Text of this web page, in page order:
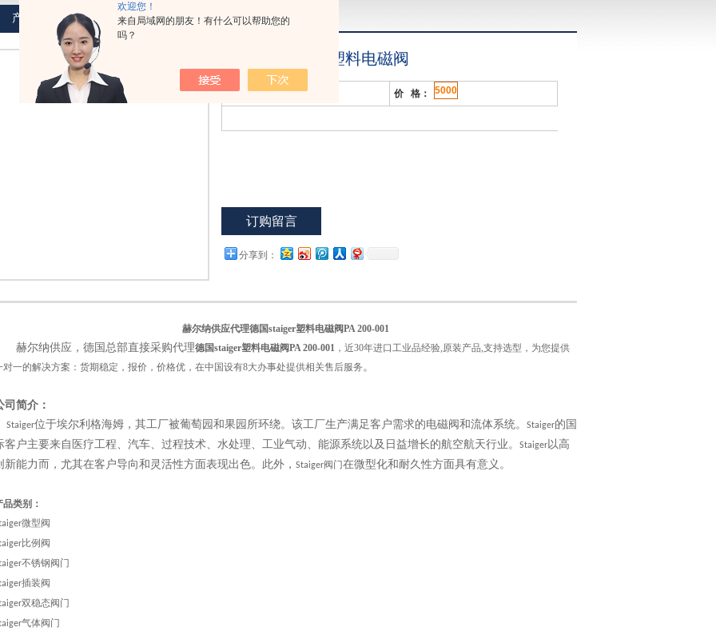
欢迎您！
来自局域网的朋友！有什么可以帮助您的
吗？
产品介绍
点击放大
代理德国staiger塑料电磁阀
型 号： PA 200-001 价 格： 5000
订购留言
分享到：
赫尔纳供应代理德国staiger塑料电磁阀PA 200-001
赫尔纳供应， 德国 总部直接采购代理德国staiger塑料电磁阀PA 200-001 ，近30年进口工业品经验,原装产品,支持选型，为您提供
对一的解决方案：货期稳定，报价，价格优，在中国设有8大办事处提供相关售后服务。
司简介：
Staiger位于埃尔利格海姆，其工厂被葡萄园和果园所环绕。该工厂生产满足客户需求的电磁阀和流体系统。 Staiger的国
客户主要来自医疗工程、汽车、过程技术、水处理、工业气动、能源系统以及日益增长的航空航天行业。
Staiger以高
新能力而，尤其在客户导向和灵活性方面表现出色。此外， Staiger阀门在微型化和耐久性方面具有意义。
品类别：
微型阀
比例阀
不锈钢阀门
插装阀
双稳态阀门
气体阀门